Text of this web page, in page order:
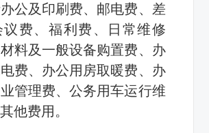
公及印刷费、邮电费、差
议费、福利费、日常维修
料及一般设备购置费、办
费、办公用房取暖费、办
管理费、公务用车运行维
他费用。